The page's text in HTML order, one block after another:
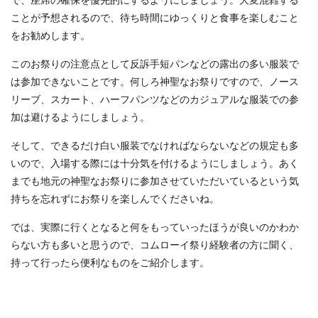
ことが予想されるので、待ち時間にゆっくりと食事を楽しむこと
をお勧めします。
このお祭りの注意点として反訴手短パンなどの露出の多い服装で
は参加できないことです。何しろ神聖なお祭りですので、ノース
リーブ、スカート、ハーフパンツなどのカジュアルな服装での参
加は避けるようにしましょう。
そして、できるだけ白い服装でなければならないなどの規定も多
いので、入場する際には十分気を付けるようにしましょう。あく
までも地元の神聖なお祭りに参加させていただいているという気
持ちを忘れずにお祭りを楽しんでくださいね。
では、実際に行くとなると何をもっていったほうが良いのかわか
らない方も多いと思うので、コムローイ祭り経験者の方に聞く、
持って行ったら便利なものをご紹介します。